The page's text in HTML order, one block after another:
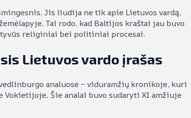
Jis liudija ne tik apie Lietuvos vardą,
Tai rodo, kad Baltijos kraštai jau buvo
religiniai bei politiniai procesai.
Lietuvos vardo įrašas
analuose – viduramžių kronikoje, kuri
Šie analai buvo sudaryti XI amžiuje